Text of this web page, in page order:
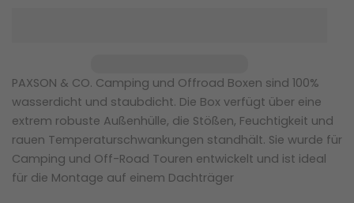
PAXSON & CO. Camping und Offroad Boxen sind 100%
wasserdicht und staubdicht. Die Box verfügt über eine
extrem robuste Außenhülle, die Stößen, Feuchtigkeit und
rauen Temperaturschwankungen standhält. Sie wurde für
Camping und Off-Road Touren entwickelt und ist ideal
für die Montage auf einem Dachträger